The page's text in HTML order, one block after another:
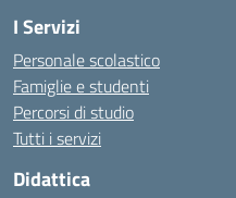
I Servizi
Personale scolastico
Famiglie e studenti
Percorsi di studio
Tutti i servizi
Didattica